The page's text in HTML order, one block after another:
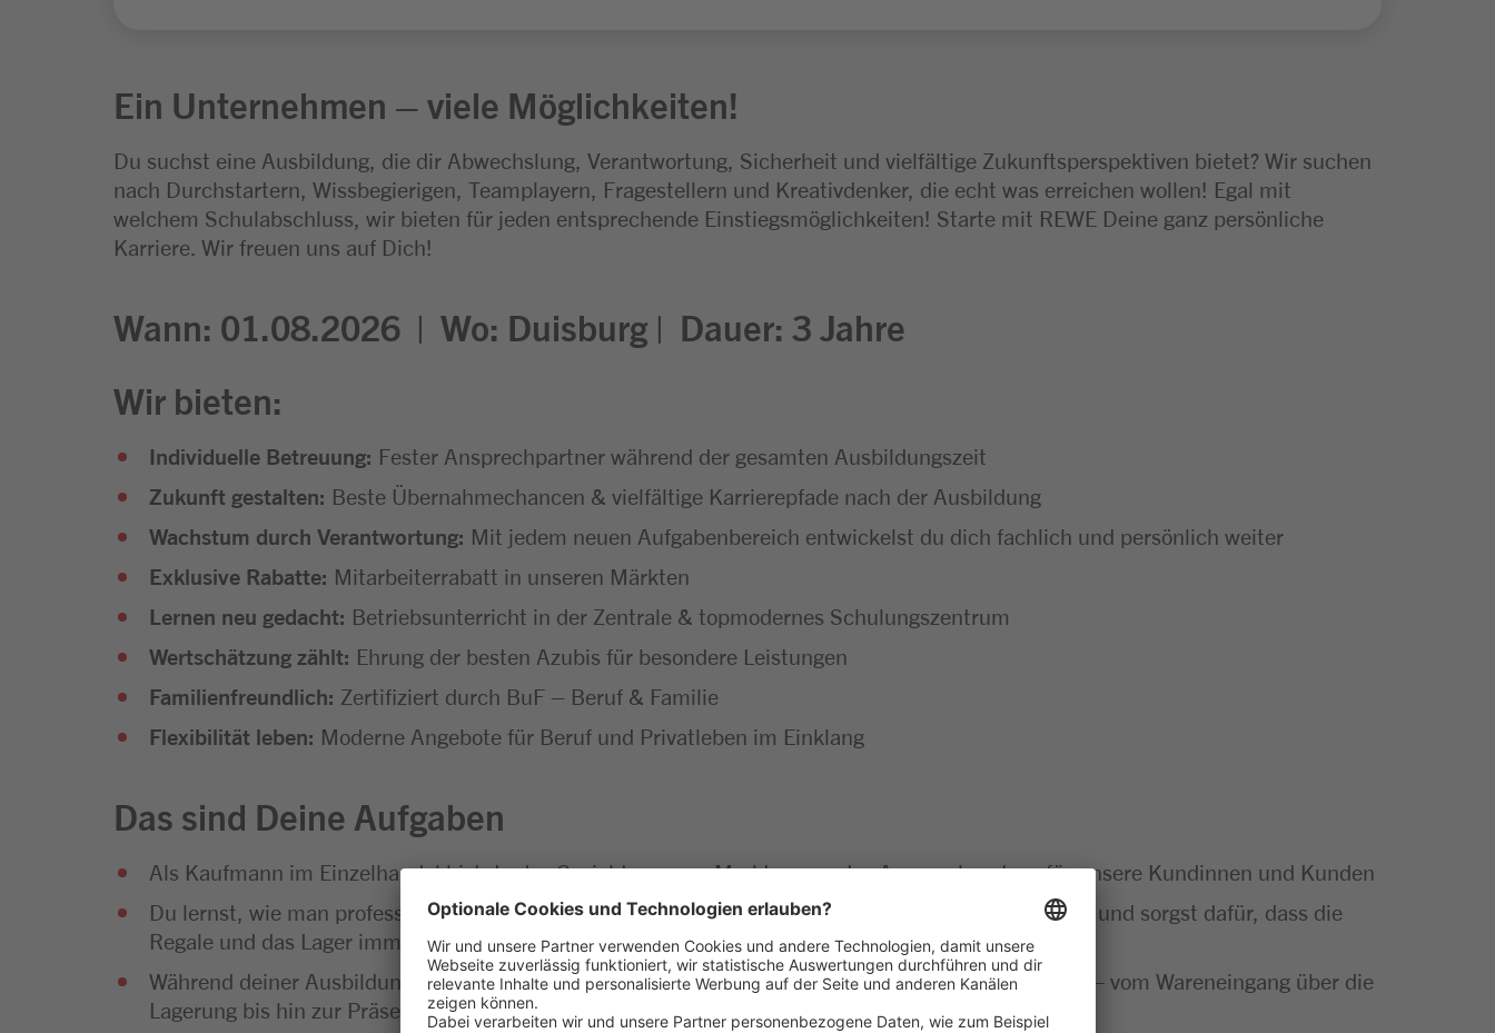
Ein Unternehmen – viele Möglichkeiten!
Du suchst eine Ausbildung, die dir Abwechslung, Verantwortung, Sicherheit und vielfältige Zukunftsperspektiven bietet? Wir suchen
nach Durchstartern, Wissbegierigen, Teamplayern, Fragestellern und Kreativdenker, die echt was erreichen wollen! Egal mit
welchem Schulabschluss, wir bieten für jeden entsprechende Einstiegsmöglichkeiten! Starte mit REWE Deine ganz persönliche
Karriere. Wir freuen uns auf Dich!
Wann: 01.08.2026 | Wo: Duisburg | Dauer: 3 Jahre
Wir bieten:
Individuelle Betreuung: Fester Ansprechpartner während der gesamten Ausbildungszeit
Zukunft gestalten: Beste Übernahmechancen & vielfältige Karrierepfade nach der Ausbildung
Wachstum durch Verantwortung: Mit jedem neuen Aufgabenbereich entwickelst du dich fachlich und persönlich weiter
Exklusive Rabatte: Mitarbeiterrabatt in unseren Märkten
Lernen neu gedacht: Betriebsunterricht in der Zentrale & topmodernes Schulungszentrum
Wertschätzung zählt: Ehrung der besten Azubis für besondere Leistungen
Familienfreundlich: Zertifiziert durch BuF – Beruf & Familie
Flexibilität leben: Moderne Angebote für Beruf und Privatleben im Einklang
Das sind Deine Aufgaben
Als Kaufmann im Einzelhandel bist du das Gesicht unseres Marktes – erster Ansprechpartner für unsere Kundinnen und Kunden
Du lernst, wie man professionelle Verkaufsgespräche führt, wirst zum Experten für unser Sortiment und sorgst dafür, dass die
Regale und das Lager immer gut gefüllt sind
Während deiner Ausbildung wirst du mit allen wichtigen Einzelhandelsprozessen vertraut gemacht – vom Wareneingang über die
Lagerung bis hin zur Präsentation und dem Verkauf